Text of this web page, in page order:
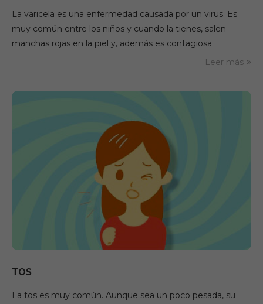
La varicela es una enfermedad causada por un virus. Es
muy común entre los niños y cuando la tienes, salen
manchas rojas en la piel y, además es contagiosa
Leer más
TOS
La tos es muy común. Aunque sea un poco pesada, su